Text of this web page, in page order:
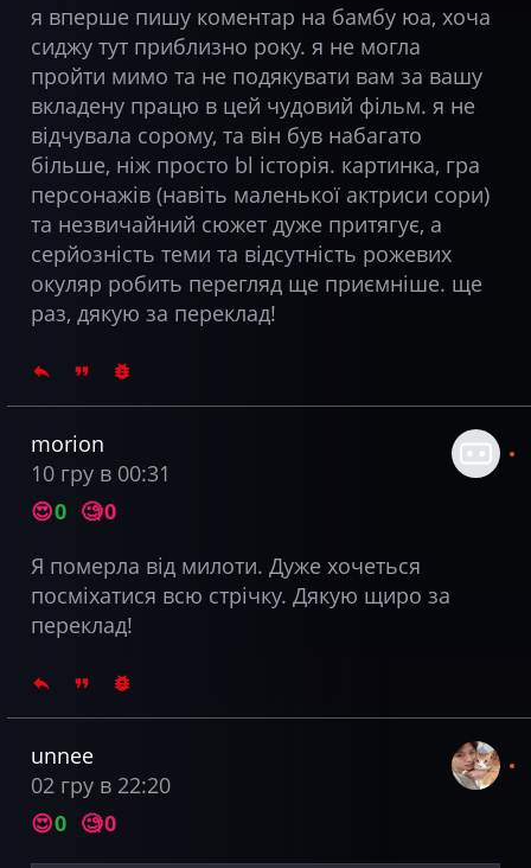
я вперше пишу коментар на бамбу юа, хоча
сиджу тут приблизно року. я не могла
пройти мимо та не подякувати вам за вашу
вкладену працю в цей чудовий фільм. я не
відчувала сорому, та він був набагато
більше, ніж просто bl історія. картинка, гра
персонажів (навіть маленької актриси сори)
та незвичайний сюжет дуже притягує, а
серйозність теми та відсутність рожевих
окуляр робить перегляд ще приємніше. ще
раз, дякую за переклад!
morion
10 гру в 00:31
😍0 🧐0
Я померла від милоти. Дуже хочеться
посміхатися всю стрічку. Дякую щиро за
переклад!
unnee
02 гру в 22:20
😍0 🧐0